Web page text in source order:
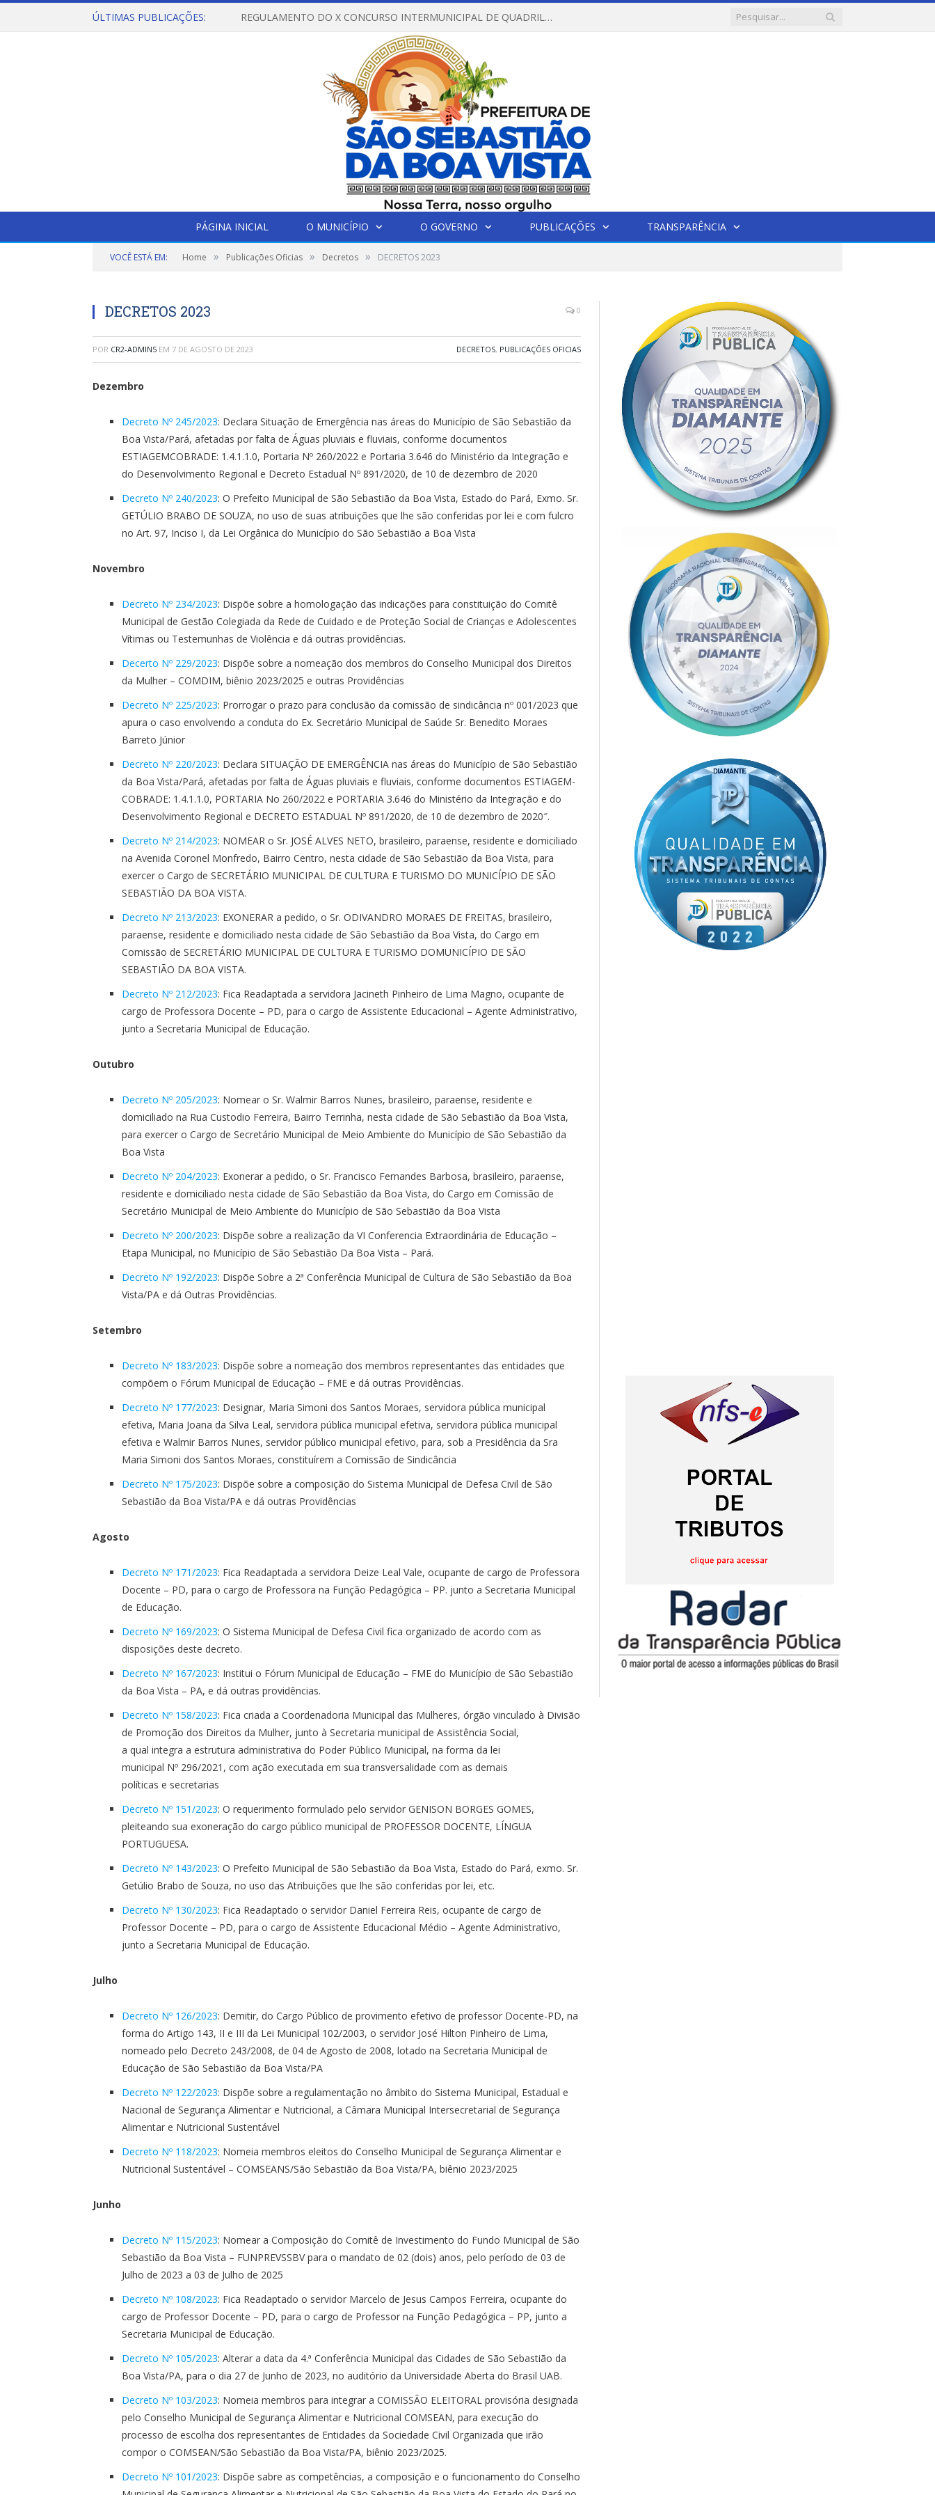
ÚLTIMAS PUBLICAÇÕES: REGULAMENTO DO X CONCURSO INTERMUNICIPAL DE QUADRILHAS JUNINAS – 2026 – ARRAIÁ DA VENEZA
PÁGINA INICIAL O MUNICÍPIO O GOVERNO PUBLICAÇÕES TRANSPARÊNCIA
VOCÊ ESTÁ EM: Home » Publicações Oficias » Decretos » DECRETOS 2023
DECRETOS 2023 0
POR CR2-ADMIN5 EM 7 DE AGOSTO DE 2023 DECRETOS, PUBLICAÇÕES OFICIAS
Dezembro
Decreto Nº 245/2023: Declara Situação de Emergência nas áreas do Município de São Sebastião da
Boa Vista/Pará, afetadas por falta de Águas pluviais e fluviais, conforme documentos
ESTIAGEMCOBRADE: 1.4.1.1.0, Portaria Nº 260/2022 e Portaria 3.646 do Ministério da Integração e
do Desenvolvimento Regional e Decreto Estadual Nº 891/2020, de 10 de dezembro de 2020
Decreto Nº 240/2023: O Prefeito Municipal de São Sebastião da Boa Vista, Estado do Pará, Exmo. Sr.
GETÚLIO BRABO DE SOUZA, no uso de suas atribuições que lhe são conferidas por lei e com fulcro
no Art. 97, Inciso I, da Lei Orgânica do Município do São Sebastião a Boa Vista
Novembro
Decreto Nº 234/2023: Dispõe sobre a homologação das indicações para constituição do Comitê
Municipal de Gestão Colegiada da Rede de Cuidado e de Proteção Social de Crianças e Adolescentes
Vítimas ou Testemunhas de Violência e dá outras providências.
Decerto Nº 229/2023: Dispõe sobre a nomeação dos membros do Conselho Municipal dos Direitos
da Mulher – COMDIM, biênio 2023/2025 e outras Providências
Decreto Nº 225/2023: Prorrogar o prazo para conclusão da comissão de sindicância nº 001/2023 que
apura o caso envolvendo a conduta do Ex. Secretário Municipal de Saúde Sr. Benedito Moraes
Barreto Júnior
Decreto Nº 220/2023: Declara SITUAÇÃO DE EMERGÊNCIA nas áreas do Município de São Sebastião
da Boa Vista/Pará, afetadas por falta de Águas pluviais e fluviais, conforme documentos ESTIAGEM-
COBRADE: 1.4.1.1.0, PORTARIA No 260/2022 e PORTARIA 3.646 do Ministério da Integração e do
Desenvolvimento Regional e DECRETO ESTADUAL Nº 891/2020, de 10 de dezembro de 2020″.
Decreto Nº 214/2023: NOMEAR o Sr. JOSÉ ALVES NETO, brasileiro, paraense, residente e domiciliado
na Avenida Coronel Monfredo, Bairro Centro, nesta cidade de São Sebastião da Boa Vista, para
exercer o Cargo de SECRETÁRIO MUNICIPAL DE CULTURA E TURISMO DO MUNICÍPIO DE SÃO
SEBASTIÃO DA BOA VISTA.
Decreto Nº 213/2023: EXONERAR a pedido, o Sr. ODIVANDRO MORAES DE FREITAS, brasileiro,
paraense, residente e domiciliado nesta cidade de São Sebastião da Boa Vista, do Cargo em
Comissão de SECRETÁRIO MUNICIPAL DE CULTURA E TURISMO DOMUNICÍPIO DE SÃO
SEBASTIÃO DA BOA VISTA.
Decreto Nº 212/2023: Fica Readaptada a servidora Jacineth Pinheiro de Lima Magno, ocupante de
cargo de Professora Docente – PD, para o cargo de Assistente Educacional – Agente Administrativo,
junto a Secretaria Municipal de Educação.
Outubro
Decreto Nº 205/2023: Nomear o Sr. Walmir Barros Nunes, brasileiro, paraense, residente e
domiciliado na Rua Custodio Ferreira, Bairro Terrinha, nesta cidade de São Sebastião da Boa Vista,
para exercer o Cargo de Secretário Municipal de Meio Ambiente do Município de São Sebastião da
Boa Vista
Decreto Nº 204/2023: Exonerar a pedido, o Sr. Francisco Fernandes Barbosa, brasileiro, paraense,
residente e domiciliado nesta cidade de São Sebastião da Boa Vista, do Cargo em Comissão de
Secretário Municipal de Meio Ambiente do Município de São Sebastião da Boa Vista
Decreto Nº 200/2023: Dispõe sobre a realização da VI Conferencia Extraordinária de Educação –
Etapa Municipal, no Município de São Sebastião Da Boa Vista – Pará.
Decreto Nº 192/2023: Dispõe Sobre a 2ª Conferência Municipal de Cultura de São Sebastião da Boa
Vista/PA e dá Outras Providências.
Setembro
Decreto Nº 183/2023: Dispõe sobre a nomeação dos membros representantes das entidades que
compõem o Fórum Municipal de Educação – FME e dá outras Providências.
Decreto Nº 177/2023: Designar, Maria Simoni dos Santos Moraes, servidora pública municipal
efetiva, Maria Joana da Silva Leal, servidora pública municipal efetiva, servidora pública municipal
efetiva e Walmir Barros Nunes, servidor público municipal efetivo, para, sob a Presidência da Sra
Maria Simoni dos Santos Moraes, constituírem a Comissão de Sindicância
Decreto Nº 175/2023: Dispõe sobre a composição do Sistema Municipal de Defesa Civil de São
Sebastião da Boa Vista/PA e dá outras Providências
Agosto
Decreto Nº 171/2023: Fica Readaptada a servidora Deize Leal Vale, ocupante de cargo de Professora
Docente – PD, para o cargo de Professora na Função Pedagógica – PP. junto a Secretaria Municipal
de Educação.
Decreto Nº 169/2023: O Sistema Municipal de Defesa Civil fica organizado de acordo com as
disposições deste decreto.
Decreto Nº 167/2023: Institui o Fórum Municipal de Educação – FME do Município de São Sebastião
da Boa Vista – PA, e dá outras providências.
Decreto Nº 158/2023: Fica criada a Coordenadoria Municipal das Mulheres, órgão vinculado à Divisão
de Promoção dos Direitos da Mulher, junto à Secretaria municipal de Assistência Social,
a qual integra a estrutura administrativa do Poder Público Municipal, na forma da lei
municipal Nº 296/2021, com ação executada em sua transversalidade com as demais
políticas e secretarias
Decreto Nº 151/2023: O requerimento formulado pelo servidor GENISON BORGES GOMES,
pleiteando sua exoneração do cargo público municipal de PROFESSOR DOCENTE, LÍNGUA
PORTUGUESA.
Decreto Nº 143/2023: O Prefeito Municipal de São Sebastião da Boa Vista, Estado do Pará, exmo. Sr.
Getúlio Brabo de Souza, no uso das Atribuições que lhe são conferidas por lei, etc.
Decreto Nº 130/2023: Fica Readaptado o servidor Daniel Ferreira Reis, ocupante de cargo de
Professor Docente – PD, para o cargo de Assistente Educacional Médio – Agente Administrativo,
junto a Secretaria Municipal de Educação.
Julho
Decreto Nº 126/2023: Demitir, do Cargo Público de provimento efetivo de professor Docente-PD, na
forma do Artigo 143, II e III da Lei Municipal 102/2003, o servidor José Hilton Pinheiro de Lima,
nomeado pelo Decreto 243/2008, de 04 de Agosto de 2008, lotado na Secretaria Municipal de
Educação de São Sebastião da Boa Vista/PA
Decreto Nº 122/2023: Dispõe sobre a regulamentação no âmbito do Sistema Municipal, Estadual e
Nacional de Segurança Alimentar e Nutricional, a Câmara Municipal Intersecretarial de Segurança
Alimentar e Nutricional Sustentável
Decreto Nº 118/2023: Nomeia membros eleitos do Conselho Municipal de Segurança Alimentar e
Nutricional Sustentável – COMSEANS/São Sebastião da Boa Vista/PA, biênio 2023/2025
Junho
Decreto Nº 115/2023: Nomear a Composição do Comitê de Investimento do Fundo Municipal de São
Sebastião da Boa Vista – FUNPREVSSBV para o mandato de 02 (dois) anos, pelo período de 03 de
Julho de 2023 a 03 de Julho de 2025
Decreto Nº 108/2023: Fica Readaptado o servidor Marcelo de Jesus Campos Ferreira, ocupante do
cargo de Professor Docente – PD, para o cargo de Professor na Função Pedagógica – PP, junto a
Secretaria Municipal de Educação.
Decreto Nº 105/2023: Alterar a data da 4.ª Conferência Municipal das Cidades de São Sebastião da
Boa Vista/PA, para o dia 27 de Junho de 2023, no auditório da Universidade Aberta do Brasil UAB.
Decreto Nº 103/2023: Nomeia membros para integrar a COMISSÃO ELEITORAL provisória designada
pelo Conselho Municipal de Segurança Alimentar e Nutricional COMSEAN, para execução do
processo de escolha dos representantes de Entidades da Sociedade Civil Organizada que irão
compor o COMSEAN/São Sebastião da Boa Vista/PA, biênio 2023/2025.
Decreto Nº 101/2023: Dispõe sabre as competências, a composição e o funcionamento do Conselho